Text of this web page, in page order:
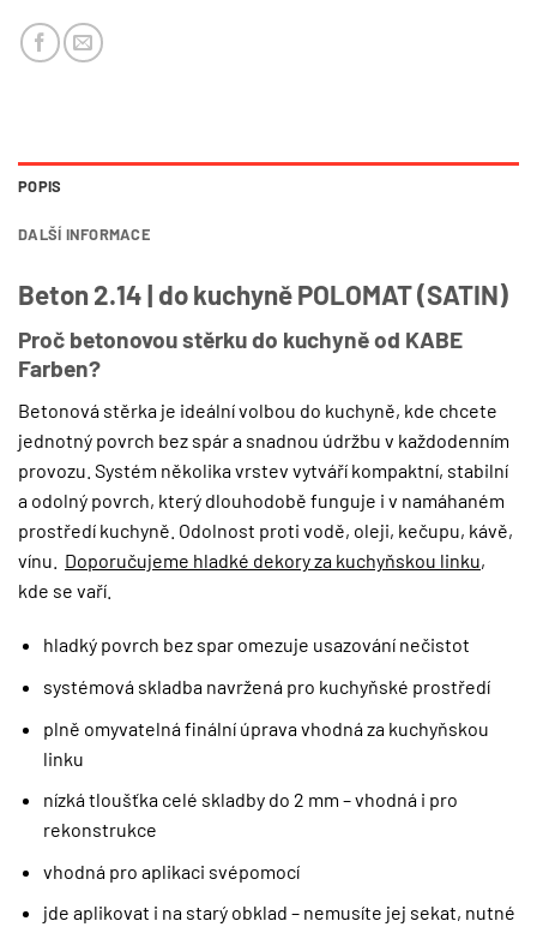
POPIS
DALŠÍ INFORMACE
Beton 2.14 | do kuchyně POLOMAT (SATIN)
Proč betonovou stěrku do kuchyně od KABE
Farben?
Betonová stěrka je ideální volbou do kuchyně, kde chcete
jednotný povrch bez spár a snadnou údržbu v každodenním
provozu. Systém několika vrstev vytváří kompaktní, stabilní
a odolný povrch, který dlouhodobě funguje i v namáhaném
prostředí kuchyně. Odolnost proti vodě, oleji, kečupu, kávě,
vínu. Doporučujeme hladké dekory za kuchyňskou linku,
kde se vaří.
hladký povrch bez spar omezuje usazování nečistot
systémová skladba navržená pro kuchyňské prostředí
plně omyvatelná finální úprava vhodná za kuchyňskou
linku
nízká tloušťka celé skladby do 2 mm – vhodná i pro
rekonstrukce
vhodná pro aplikaci svépomocí
jde aplikovat i na starý obklad – nemusíte jej sekat, nutné